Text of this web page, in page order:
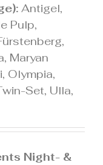
Antigel,
Pulp,
Maryan
Olympia,
Set, Ulla,
Night- &